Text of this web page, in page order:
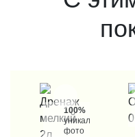
100%
уникальные
фото